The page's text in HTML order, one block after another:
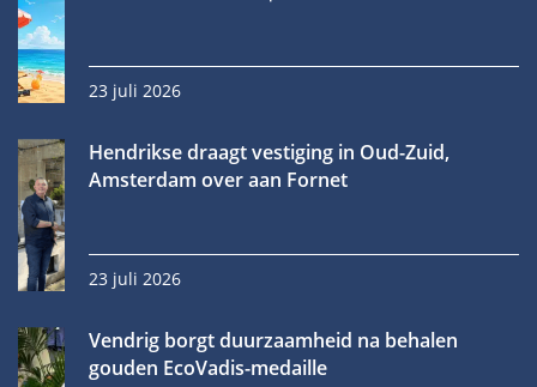
23 juli 2026
Hendrikse draagt vestiging in Oud-Zuid,
Amsterdam over aan Fornet
23 juli 2026
Vendrig borgt duurzaamheid na behalen
gouden EcoVadis-medaille